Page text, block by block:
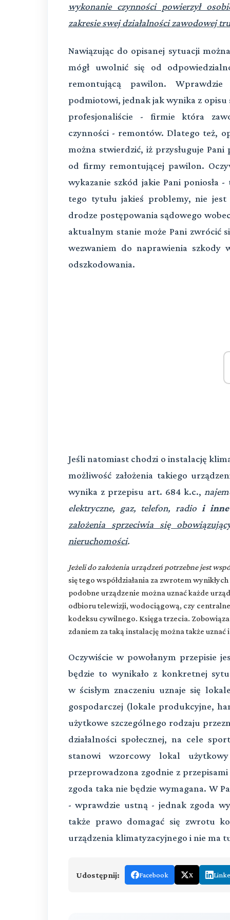
wykonanie czynności powierzył
zakresie swej działalności zawodowej
Nawiązując do opisanej sytuacji
mógł uwolnić się od
remontującą pawilon.
podmiotowi, jednak jak wynika z
profesjonaliście - firmie która
czynności - remontów. Dlatego też,
można stwierdzić, iż przysługuje
od firmy remontującej pawilon.
wykazanie szkód jakie Pani poniosła
tego tytułu jakieś problemy, nie
drodze postępowania sądowego
aktualnym stanie może Pani zwrócić
wezwaniem do naprawienia szkody
odszkodowania.
Jeśli natomiast chodzi o instalację
możliwość założenia takiego
wynika z przepisu art. 684 k.c.,
elektryczne, gaz, telefon, radio i inne
założenia sprzeciwia się
nieruchomości.
Jeżeli do założenia urządzeń potrzebne jest
się tego współdziałania za zwrotem
podobne urządzenie można uznać każde
odbioru telewizji, wodociągową, czy
kodeksu cywilnego. Księga trzecia.
zdaniem za taką instalację można także
Oczywiście w powołanym przepisie
będzie to wynikało z konkretnej
w ścisłym znaczeniu uznaje się
gospodarczej (lokale produkcyjne,
użytkowe szczególnego rodzaju
działalności społecznej, na cele
stanowi wzorcowy lokal
przeprowadzona zgodnie z
zgoda taka nie będzie wymagana. W
- wprawdzie ustną - jednak zgoda
także prawo domagać się zwrotu
urządzenia klimatyzacyjnego i nie ma
Udostępnij: Facebook X